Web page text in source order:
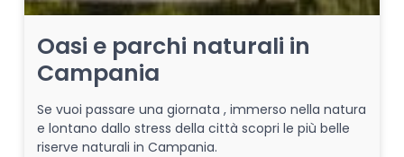
Oasi e parchi naturali in
Campania
Se vuoi passare una giornata , immerso nella natura
e lontano dallo stress della città scopri le più belle
riserve naturali in Campania.